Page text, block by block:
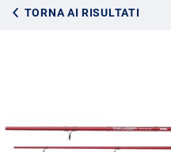
TORNA AI RISULTATI